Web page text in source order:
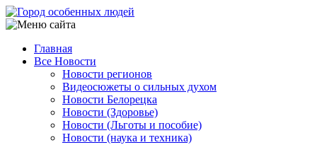
Перейти
к
содержанию
Main
navigation
Главная
Все Новости
Новости регионов
Видеосюжеты о сильных духом
Новости Белорецка
Новости (Здоровье)
Новости (Льготы и пособие)
Новости (наука и техника)